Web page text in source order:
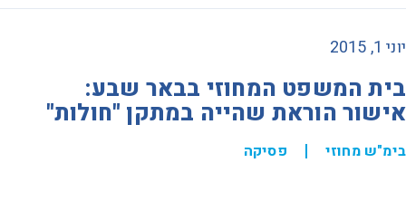
יוני 1, 2015
בית המשפט המחוזי בבאר שבע:
אישור הוראת שהייה במתקן "חולות"
בימ"ש מחוזי פסיקה